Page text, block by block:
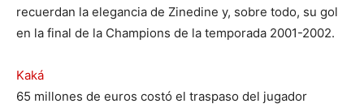
recuerdan la elegancia de Zinedine y, sobre todo, su gol
en la final de la Champions de la temporada 2001-2002.
Kaká
65 millones de euros costó el traspaso del jugador